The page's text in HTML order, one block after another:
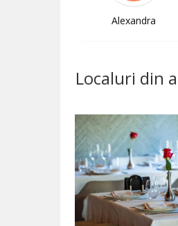
Alexandra
Localuri din